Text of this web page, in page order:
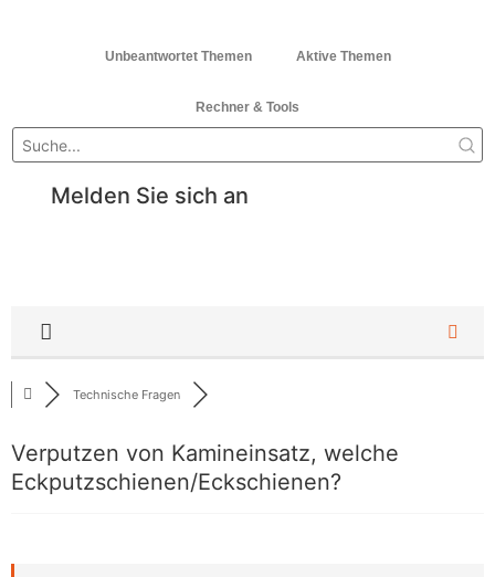
Unbeantwortet Themen Aktive Themen
Rechner & Tools
Melden Sie sich an
Technische Fragen
Verputzen von Kamineinsatz, welche
Eckputzschienen/Eckschienen?